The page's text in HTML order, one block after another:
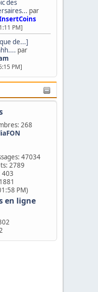
des
par
PM]
de...]
par
PM]
268
47034
2789
403
PM)
en ligne